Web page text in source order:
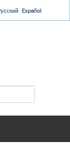
Español